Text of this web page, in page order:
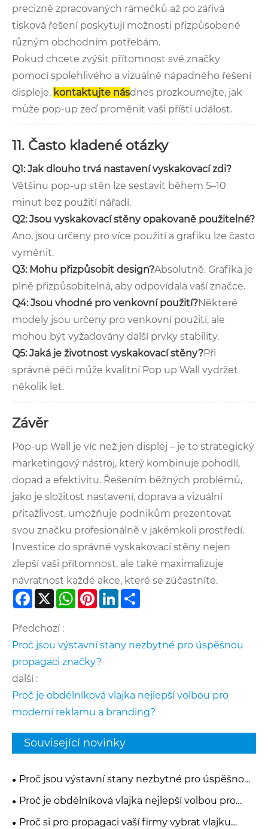
precizně zpracovaných rámečků až po zářivá
tisková řešení poskytují možnosti přizpůsobené
různým obchodním potřebám.
Pokud chcete zvýšit přítomnost své značky
pomocí spolehlivého a vizuálně nápadného řešení
displeje, kontaktujte násdnes prozkoumejte, jak
může pop-up zeď proměnit vaši příští událost.
11. Často kladené otázky
Q1: Jak dlouho trvá nastavení vyskakovací zdi?
Většinu pop-up stěn lze sestavit během 5–10
minut bez použití nářadí.
Q2: Jsou vyskakovací stěny opakovaně použitelné?
Ano, jsou určeny pro více použití a grafiku lze často
vyměnit.
Q3: Mohu přizpůsobit design?Absolutně. Grafika je
plně přizpůsobitelná, aby odpovídala vaší značce.
Q4: Jsou vhodné pro venkovní použití?Některé
modely jsou určeny pro venkovní použití, ale
mohou být vyžadovány další prvky stability.
Q5: Jaká je životnost vyskakovací stěny?Při
správné péči může kvalitní Pop up Wall vydržet
několik let.
Závěr
Pop-up Wall je víc než jen displej – je to strategický
marketingový nástroj, který kombinuje pohodlí,
dopad a efektivitu. Řešením běžných problémů,
jako je složitost nastavení, doprava a vizuální
přitažlivost, umožňuje podnikům prezentovat
svou značku profesionálně v jakémkoli prostředí.
Investice do správné vyskakovací stěny nejen
zlepší vaši přítomnost, ale také maximalizuje
návratnost každé akce, které se zúčastníte.
Facebook
X WhatsApp
PinterestLinkedIn
Předchozí :
Proč jsou výstavní stany nezbytné pro úspěšnou
propagaci značky?
další :
Proč je obdélníková vlajka nejlepší volbou pro
moderní reklamu a branding?
Související novinky
Proč jsou výstavní stany nezbytné pro úspěšnou
propagaci značky?
Proč je obdélníková vlajka nejlepší volbou pro
moderní reklamu a branding?
Proč si pro propagaci vaší firmy vybrat vlajku